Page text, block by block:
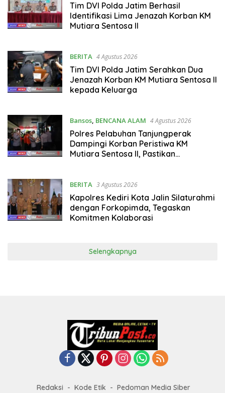
Tim DVI Polda Jatim Berhasil
Identifikasi Lima Jenazah Korban KM
Mutiara Sentosa II
BERITA 4 Agustus 2026
Tim DVI Polda Jatim Serahkan Dua
Jenazah Korban KM Mutiara Sentosa II
kepada Keluarga
Bansos, BENCANA ALAM 4 Agustus 2026
Polres Pelabuhan Tanjungperak
Dampingi Korban Peristiwa KM
Mutiara Sentosa II, Pastikan
BERITA 3 Agustus 2026
Kapolres Kediri Kota Jalin Silaturahmi
dengan Forkopimda, Tegaskan
Komitmen Kolaborasi
Selengkapnya
Redaksi Kode Etik Pedoman Media Siber